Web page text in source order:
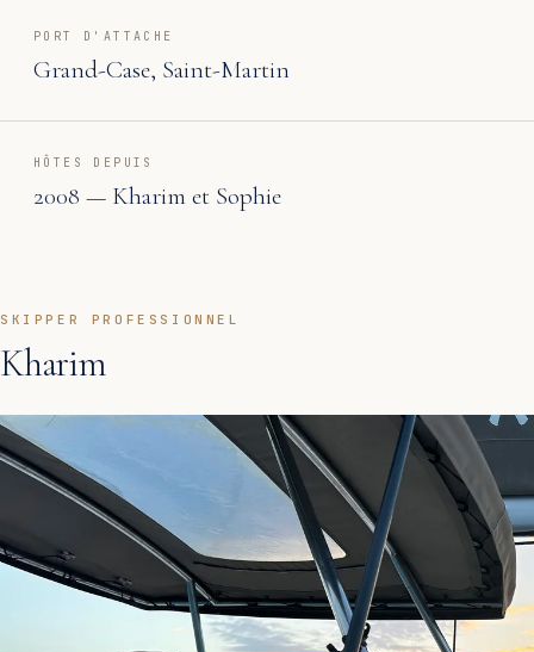
PORT D'ATTACHE
Grand-Case, Saint-Martin
HÔTES DEPUIS
2008 — Kharim et Sophie
SKIPPER PROFESSIONNEL
Kharim